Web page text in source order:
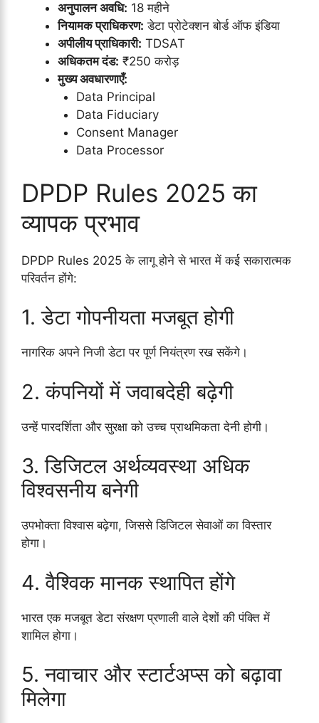
अनुपालन अवधि: 18 महीने
नियामक प्राधिकरण: डेटा प्रोटेक्शन बोर्ड ऑफ इंडिया
अपीलीय प्राधिकारी: TDSAT
अधिकतम दंड: ₹250 करोड़
मुख्य अवधारणाएँ:
Data Principal
Data Fiduciary
Consent Manager
Data Processor
DPDP Rules 2025 का
व्यापक प्रभाव
DPDP Rules 2025 के लागू होने से भारत में कई सकारात्मक
परिवर्तन होंगे:
1. डेटा गोपनीयता मजबूत होगी
नागरिक अपने निजी डेटा पर पूर्ण नियंत्रण रख सकेंगे।
2. कंपनियों में जवाबदेही बढ़ेगी
उन्हें पारदर्शिता और सुरक्षा को उच्च प्राथमिकता देनी होगी।
3. डिजिटल अर्थव्यवस्था अधिक
विश्वसनीय बनेगी
उपभोक्ता विश्वास बढ़ेगा, जिससे डिजिटल सेवाओं का विस्तार
होगा।
4. वैश्विक मानक स्थापित होंगे
भारत एक मजबूत डेटा संरक्षण प्रणाली वाले देशों की पंक्ति में
शामिल होगा।
5. नवाचार और स्टार्टअप्स को बढ़ावा
मिलेगा